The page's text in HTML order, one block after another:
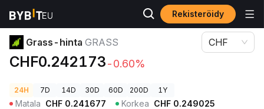
Rekisteröidy
Kryptohinnat
Grass-hinta GRASS
CHF0.242173-0.60%
CHF
24H 7D 14D 30D 60D 200D 1Y
Matala CHF 0.241677 Korkea CHF 0.249025